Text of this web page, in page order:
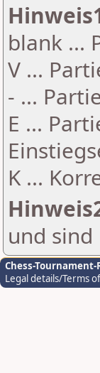
blank ...
V ...
- ...
E ...
K ...
und
Chess-
Legal details/Terms